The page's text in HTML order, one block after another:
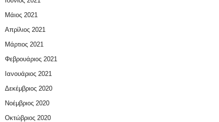
Μάιος 2021
Απρίλιος 2021
Μάρτιος 2021
Φεβρουάριος 2021
Ιανουάριος 2021
Δεκέμβριος 2020
Νοέμβριος 2020
Οκτώβριος 2020